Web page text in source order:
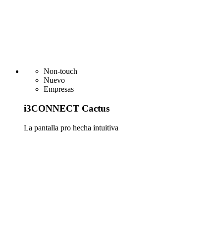
Non-touch
Nuevo
Empresas
i3CONNECT Cactus
La pantalla pro hecha intuitiva